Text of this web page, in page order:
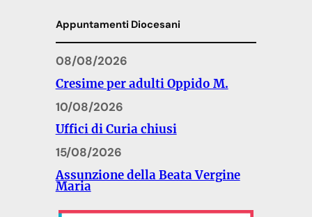
Appuntamenti Diocesani
08/08/2026
Cresime per adulti Oppido M.
10/08/2026
Uffici di Curia chiusi
15/08/2026
Assunzione della Beata Vergine
Maria